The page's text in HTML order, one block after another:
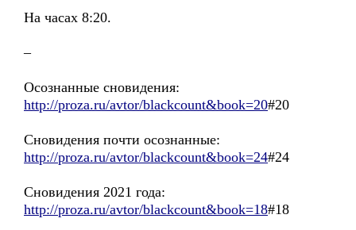
На часах 8:20.
–
Осознанные сновидения:
http://proza.ru/avtor/blackcount&book=20#20
Сновидения почти осознанные:
http://proza.ru/avtor/blackcount&book=24#24
Сновидения 2021 года:
http://proza.ru/avtor/blackcount&book=18#18